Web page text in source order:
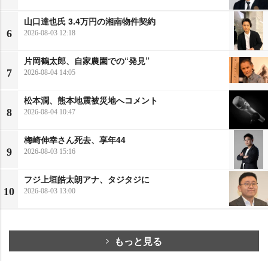
6
山口達也氏 3.4万円の湘南物件契約
2026-08-03 12:18
7
片岡鶴太郎、自家農園での“発見”
2026-08-04 14:05
8
松本潤、熊本地震被災地へコメント
2026-08-04 10:47
9
梅崎伸幸さん死去、享年44
2026-08-03 15:16
10
フジ上垣皓太朗アナ、タジタジに
2026-08-03 13:00
もっと見る